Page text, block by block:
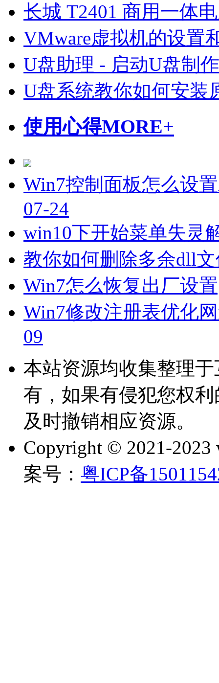
长城 T2401 商用一体
VMware虚拟机的设置
U盘助理 - 启动U盘制
U盘系统教你如何安装
使用心得MORE+
Win7控制面板怎么设
07-24
win10下开始菜单失灵
教你如何删除多余dll
Win7怎么恢复出厂设
Win7修改注册表优化
09
本站资源均收集整理
有，如果有侵犯您权
及时撤销相应资源。
Copyright © 2021-2023
案号： 粤ICP备